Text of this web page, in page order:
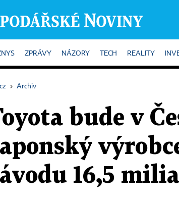
ZPRÁVY NÁZORY TECH REALITY
› Archiv
bude v
16,5